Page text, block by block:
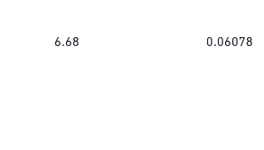
6.68 0.06078